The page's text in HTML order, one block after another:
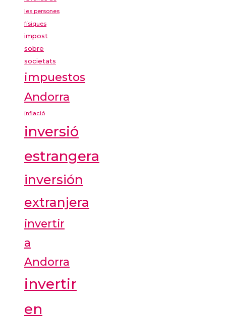
les persones
físiques
impost
sobre
societats
impuestos
Andorra
inflació
inversió
estrangera
inversión
extranjera
invertir
a
Andorra
invertir
en